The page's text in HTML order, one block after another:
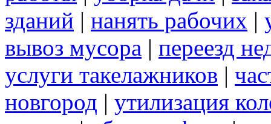
зданий | нанять рабочих |
вывоз мусора | переезд
услуги такелажников |
новгород | утилизация